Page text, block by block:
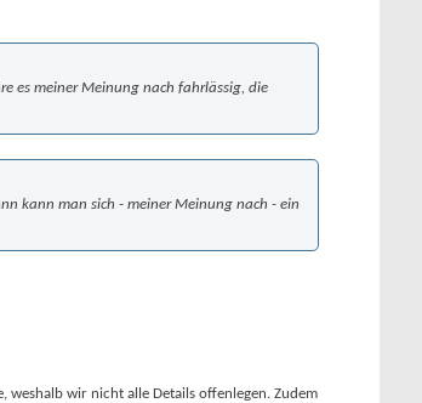
es meiner Meinung nach fahrlässig, die
kann man sich - meiner Meinung nach - ein
weshalb wir nicht alle Details offenlegen. Zudem